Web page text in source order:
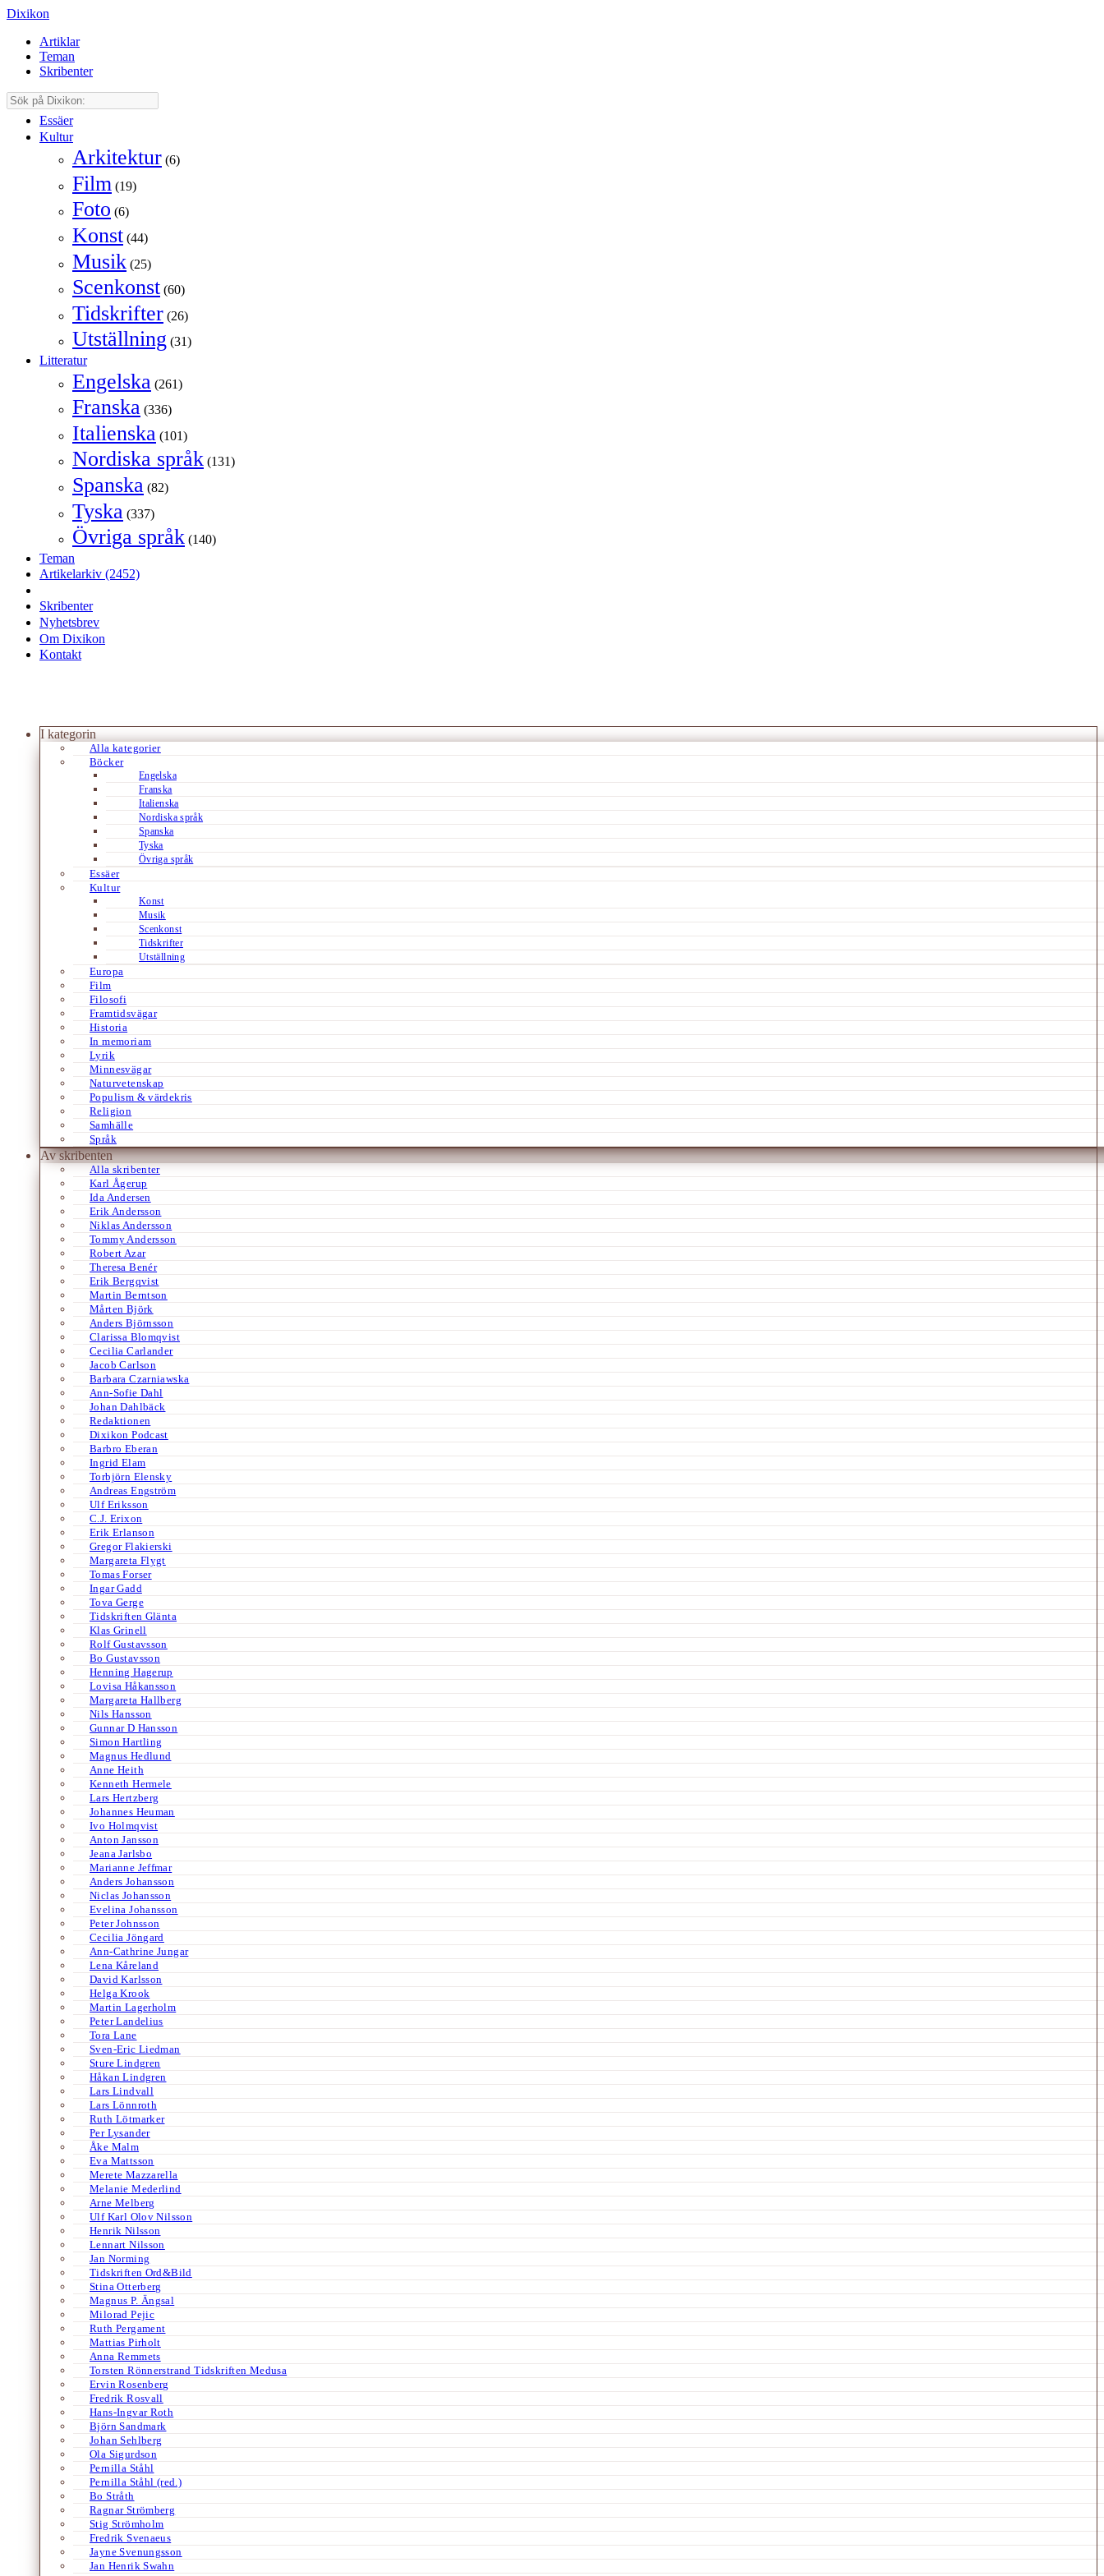
Dixikon
Artiklar
Teman
Skribenter
Essäer
Kultur
Arkitektur (6)
Film (19)
Foto (6)
Konst (44)
Musik (25)
Scenkonst (60)
Tidskrifter (26)
Utställning (31)
Litteratur
Engelska (261)
Franska (336)
Italienska (101)
Nordiska språk (131)
Spanska (82)
Tyska (337)
Övriga språk (140)
Teman
Artikelarkiv (2452)
Skribenter
Nyhetsbrev
Om Dixikon
Kontakt
I kategorin
Alla kategorier
Böcker
Engelska
Franska
Italienska
Nordiska språk
Spanska
Tyska
Övriga språk
Essäer
Kultur
Konst
Musik
Scenkonst
Tidskrifter
Utställning
Europa
Film
Filosofi
Framtidsvägar
Historia
In memoriam
Lyrik
Minnesvägar
Naturvetenskap
Populism & värdekris
Religion
Samhälle
Språk
Av skribenten
Alla skribenter
Karl Ågerup
Ida Andersen
Erik Andersson
Niklas Andersson
Tommy Andersson
Robert Azar
Theresa Benér
Erik Bergqvist
Martin Berntson
Mårten Björk
Anders Björnsson
Clarissa Blomqvist
Cecilia Carlander
Jacob Carlson
Barbara Czarniawska
Ann-Sofie Dahl
Johan Dahlbäck
Redaktionen
Dixikon Podcast
Barbro Eberan
Ingrid Elam
Torbjörn Elensky
Andreas Engström
Ulf Eriksson
C.J. Erixon
Erik Erlanson
Gregor Flakierski
Margareta Flygt
Tomas Forser
Ingar Gadd
Tova Gerge
Tidskriften Glänta
Klas Grinell
Rolf Gustavsson
Bo Gustavsson
Henning Hagerup
Lovisa Håkansson
Margareta Hallberg
Nils Hansson
Gunnar D Hansson
Simon Hartling
Magnus Hedlund
Anne Heith
Kenneth Hermele
Lars Hertzberg
Johannes Heuman
Ivo Holmqvist
Anton Jansson
Jeana Jarlsbo
Marianne Jeffmar
Anders Johansson
Niclas Johansson
Evelina Johansson
Peter Johnsson
Cecilia Jöngard
Ann-Cathrine Jungar
Lena Kåreland
David Karlsson
Helga Krook
Martin Lagerholm
Peter Landelius
Tora Lane
Sven-Eric Liedman
Sture Lindgren
Håkan Lindgren
Lars Lindvall
Lars Lönnroth
Ruth Lötmarker
Per Lysander
Åke Malm
Eva Mattsson
Merete Mazzarella
Melanie Mederlind
Arne Melberg
Ulf Karl Olov Nilsson
Henrik Nilsson
Lennart Nilsson
Jan Norming
Tidskriften Ord&Bild
Stina Otterberg
Magnus P. Ängsal
Milorad Pejic
Ruth Pergament
Mattias Pirholt
Anna Remmets
Torsten Rönnerstrand Tidskriften Medusa
Ervin Rosenberg
Fredrik Rosvall
Hans-Ingvar Roth
Björn Sandmark
Johan Sehlberg
Ola Sigurdson
Pernilla Ståhl
Pernilla Ståhl (red.)
Bo Stråth
Ragnar Strömberg
Stig Strömholm
Fredrik Svenaeus
Jayne Svenungsson
Jan Henrik Swahn